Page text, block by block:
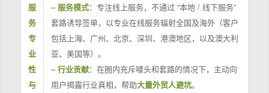
服
务
专
业
性
与
– 服务模式：专注线上服务，不通过 “本地 / 线下服务”
套路诱导签单，以专业在线服务辐射全国及海外（客户
包括上海、广州、北京、深圳、港澳地区，以及澳大利
亚、美国等）。
–行业贡献：在圈内充斥噱头和套路的情况下，主动向
用户揭露行业真相，帮助大量外贸人避坑。